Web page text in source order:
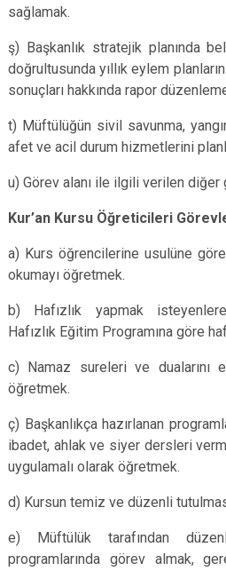
sağlamak.
ş) Başkanlık stratejik planında
doğrultusunda yıllık eylem
sonuçları hakkında rapor
t) Müftülüğün sivil savunma,
afet ve acil durum hizmetlerini
u) Görev alanı ile ilgili verilen diğer
Kur’an Kursu Öğreticileri
a) Kurs öğrencilerine usulüne göre
okumayı öğretmek.
b) Hafızlık yapmak isteyenlere
Hafızlık Eğitim Programına göre
c) Namaz sureleri ve dualarını
öğretmek.
ç) Başkanlıkça hazırlanan
ibadet, ahlak ve siyer dersleri
uygulamalı olarak öğretmek.
d) Kursun temiz ve düzenli
e) Müftülük tarafından
programlarında görev almak,